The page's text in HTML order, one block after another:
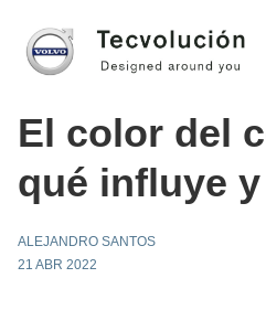
El color del
qué influye
ALEJANDRO SANTOS
21 ABR 2022